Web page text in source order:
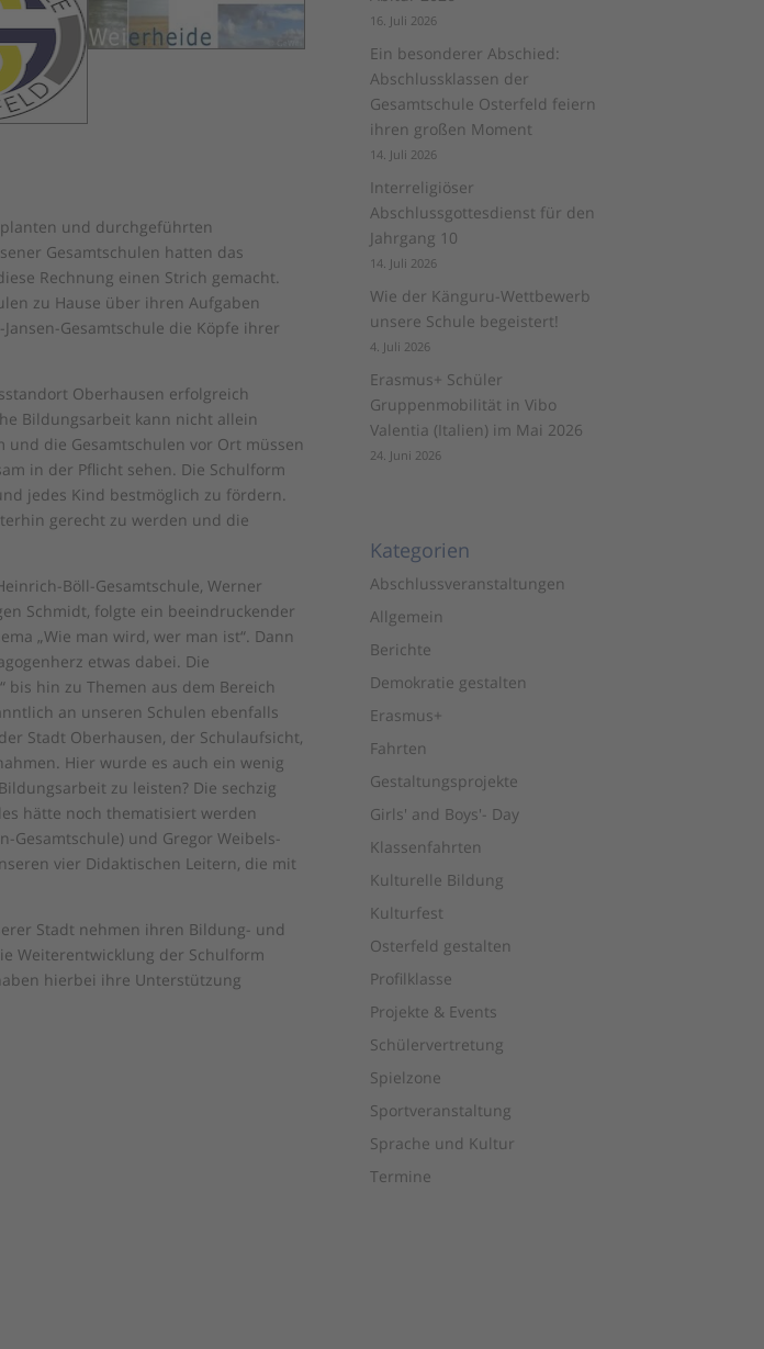
und durchgeführten
Gesamtschulen hatten das
Rechnung einen Strich gemacht.
zu Hause über ihren Aufgaben
Gesamtschule die Köpfe ihrer
Oberhausen erfolgreich
Bildungsarbeit kann nicht allein
die Gesamtschulen vor Ort müssen
in der Pflicht sehen. Die Schulform
jedes Kind bestmöglich zu fördern.
gerecht zu werden und die
Böll-Gesamtschule, Werner
Schmidt, folgte ein beeindruckender
„Wie man wird, wer man ist“. Dann
etwas dabei. Die
bis hin zu Themen aus dem Bereich
an unseren Schulen ebenfalls
Stadt Oberhausen, der Schulaufsicht,
Hier wurde es auch ein wenig
zu leisten? Die sechzig
hätte noch thematisiert werden
Gesamtschule) und Gregor Weibels-
vier Didaktischen Leitern, die mit
Stadt nehmen ihren Bildung- und
Weiterentwicklung der Schulform
hierbei ihre Unterstützung
16. Juli 2026
Ein besonderer Abschied:
Abschlussklassen der
Gesamtschule Osterfeld feiern
ihren großen Moment
14. Juli 2026
Interreligiöser
Abschlussgottesdienst für den
Jahrgang 10
14. Juli 2026
Wie der Känguru-Wettbewerb
unsere Schule begeistert!
4. Juli 2026
Erasmus+ Schüler
Gruppenmobilität in Vibo
Valentia (Italien) im Mai 2026
24. Juni 2026
Kategorien
Abschlussveranstaltungen
Allgemein
Berichte
Demokratie gestalten
Erasmus+
Fahrten
Gestaltungsprojekte
Girls' and Boys'- Day
Klassenfahrten
Kulturelle Bildung
Kulturfest
Osterfeld gestalten
Profilklasse
Projekte & Events
Schülervertretung
Spielzone
Sportveranstaltung
Sprache und Kultur
Termine